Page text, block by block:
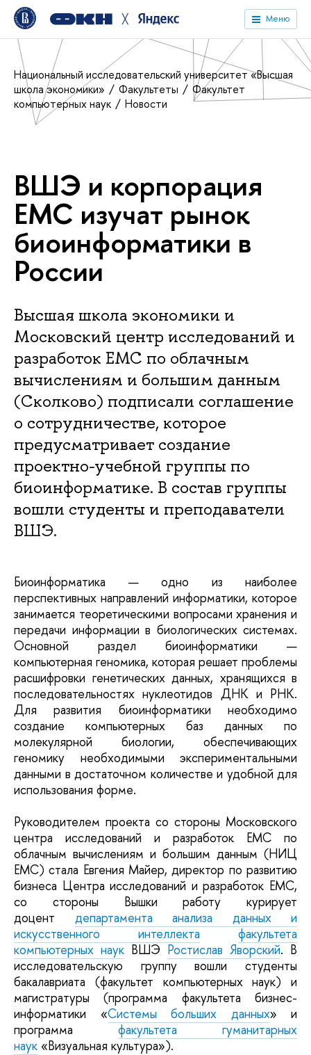
╳ Меню
Национальный исследовательский университет «Высшая
школа экономики»
Факультеты
Факультет
компьютерных наук
Новости
ВШЭ и корпорация
EMC изучат рынок
биоинформатики в
России
Высшая школа экономики и
Московский центр исследований и
разработок ЕМС по облачным
вычислениям и большим данным
(Сколково) подписали соглашение
о сотрудничестве, которое
предусматривает создание
проектно-учебной группы по
биоинформатике. В состав группы
вошли студенты и преподаватели
ВШЭ.
Биоинформатика — одно из наиболее
перспективных направлений информатики, которое
занимается теоретическими вопросами хранения и
передачи информации в биологических системах.
Основной раздел биоинформатики —
компьютерная геномика, которая решает проблемы
расшифровки генетических данных, хранящихся в
последовательностях нуклеотидов ДНК и РНК.
Для развития биоинформатики необходимо
создание компьютерных баз данных по
молекулярной биологии, обеспечивающих
геномику необходимыми экспериментальными
данными в достаточном количестве и удобной для
использования форме.
Руководителем проекта со стороны Московского
центра исследований и разработок ЕМС по
облачным вычислениям и большим данным (НИЦ
EMC) стала Евгения Майер, директор по развитию
бизнеса Центра исследований и разработок ЕМС,
со стороны Вышки работу курирует
доцент департамента анализа данных и
искусственного интеллекта
факультета
компьютерных наук ВШЭ Ростислав Яворский. В
исследовательскую группу вошли студенты
бакалавриата (факультет компьютерных наук) и
магистратуры (программа факультета бизнес-
информатики «Системы больших данных» и
программа факультета гуманитарных
наук «Визуальная культура»).